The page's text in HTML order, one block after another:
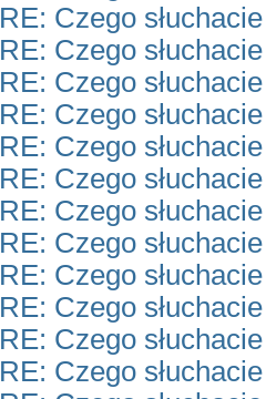
RE: Czego
RE: Czego
RE: Czego
RE: Czego
RE: Czego
RE: Czego
RE: Czego
RE: Czego
RE: Czego
RE: Czego
RE: Czego
RE: Czego